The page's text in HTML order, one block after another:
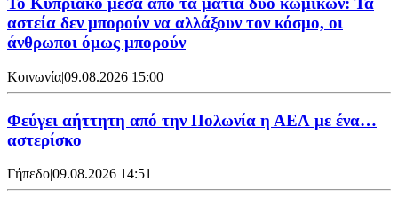
αστεία δεν μπορούν να αλλάξουν τον κόσμο, οι
άνθρωποι όμως μπορούν
Κοινωνία|09.08.2026 15:00
Φεύγει αήττητη από την Πολωνία η ΑΕΛ με ένα…
αστερίσκο
Γήπεδο|09.08.2026 14:51